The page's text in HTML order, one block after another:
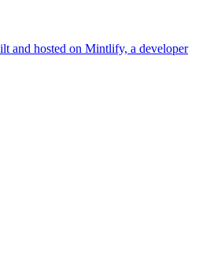
and hosted on Mintlify, a developer